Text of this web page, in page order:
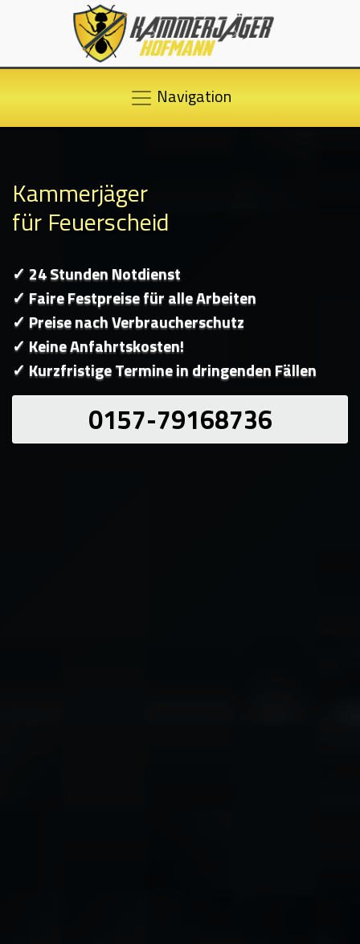
Navigation
Kammerjäger
für Feuerscheid
✓ 24 Stunden Notdienst
✓ Faire Festpreise für alle Arbeiten
✓ Preise nach Verbraucherschutz
✓ Keine Anfahrtskosten!
✓ Kurzfristige Termine in dringenden Fällen
0157-79168736